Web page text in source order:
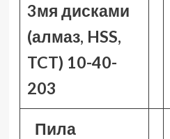
3мя дисками
(алмаз, HSS,
TCT) 10-40-
203
Пила